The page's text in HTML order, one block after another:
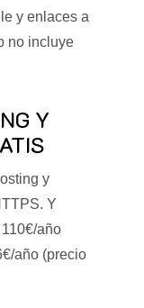
y enlaces a
no incluye
Y
y
Y
año
año (precio